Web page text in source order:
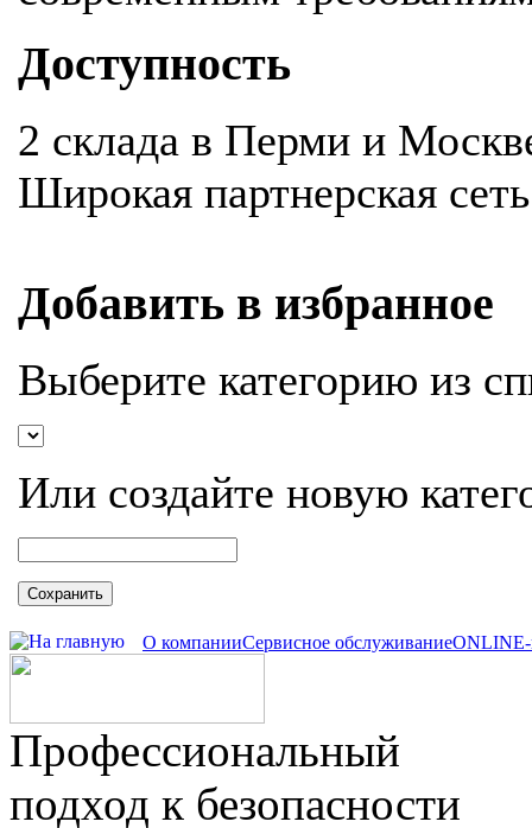
Доступность
2 склада в Перми и
Широкая партнерская
Добавить в избранное
Выберите категорию из
Или создайте новую
Сохранить
О компанииСервисное обслуживаниеONLINE-
Профессиональный
подход к безопасности